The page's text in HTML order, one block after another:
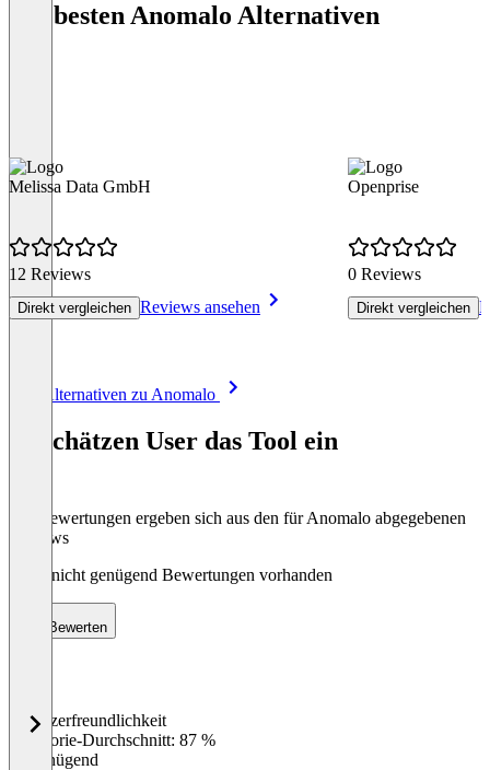
Die besten Anomalo Alternativen
Melissa Data GmbH
12 Reviews
Direkt vergleichen Reviews ansehen
Openprise
0 Reviews
Direkt vergleichen
Alle Alternativen zu Anomalo
So schätzen User das Tool ein
Die Bewertungen ergeben sich aus den für Anomalo abgegebenen
Reviews
Noch nicht genügend Bewertungen vorhanden
Bewerten
%
Benutzerfreundlichkeit
Kategorie-Durchschnitt: 87 %
Ungenügend